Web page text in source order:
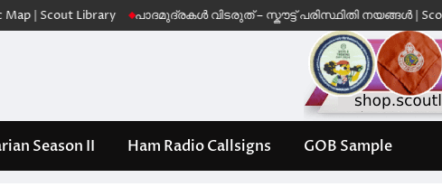
Library പാദമുദ്രകൾ വിടരുത് – സ്കൗട്ട് പരിസ്ഥിതി നയങ്ങൾ | Scout Library
Season II Ham Radio Callsigns GOB Sample